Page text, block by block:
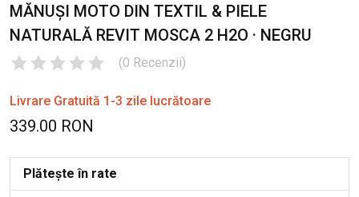
MĂNUȘI MOTO DIN TEXTIL & PIELE
NATURALĂ REVIT MOSCA 2 H2O · NEGRU
(0 Recenzii)
Livrare Gratuită 1-3 zile lucrătoare
339.00 RON
Plătește în rate